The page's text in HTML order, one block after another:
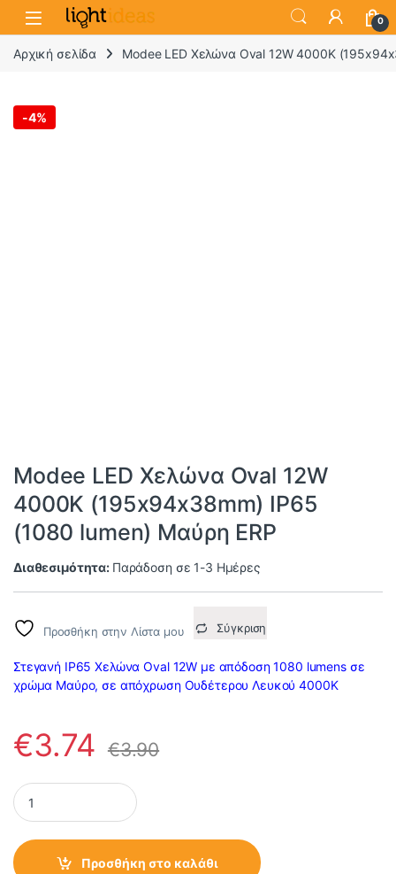
0
Αρχική σελίδα Modee LED Χελώνα Oval 12W 4000K
-4%
Modee LED Χελώνα Oval 12W
4000K (195x94x38mm) IP65
(1080 lumen) Μαύρη ERP
Διαθεσιμότητα: Παράδοση σε 1-3 Ημέρες
Προσθήκη στην Λίστα μου Σύγκριση
Στεγανή IP65 Χελώνα Oval 12W με απόδοση 1080 lumens σε
χρώμα Μαύρο, σε απόχρωση Ουδέτερου Λευκού 4000Κ
€3.74 €3.90
Modee LED Χελώνα Oval 12W 4000K (195x94x38mm) IP65
Προσθήκη στο καλάθι